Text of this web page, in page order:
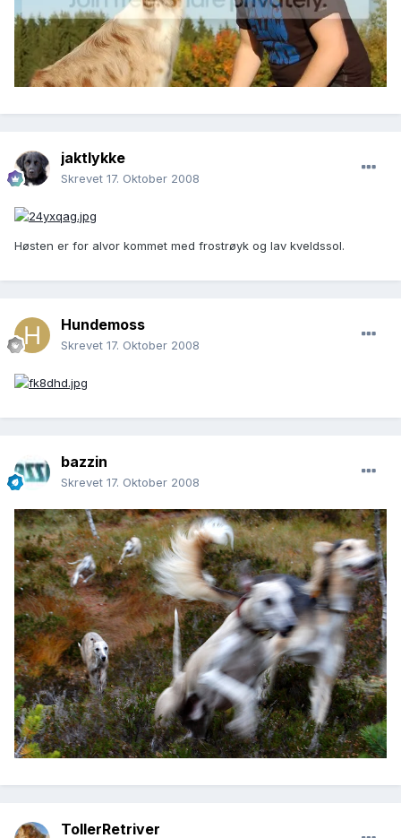
jaktlykke
Skrevet 17. Oktober 2008
Høsten er for alvor kommet med frostrøyk og lav kveldssol.
Hundemoss
Skrevet 17. Oktober 2008
bazzin
Skrevet 17. Oktober 2008
TollerRetriver